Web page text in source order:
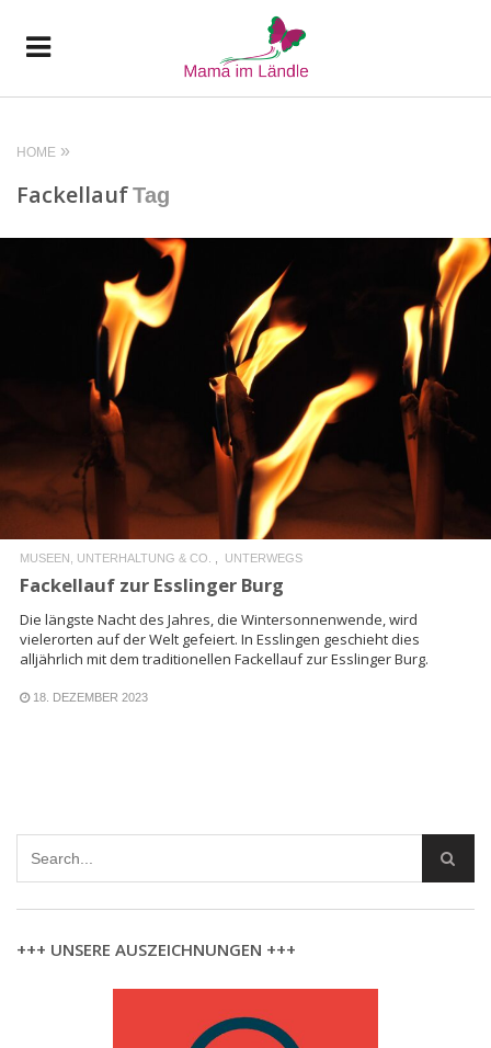
HOME
FackellaufTag
READ MORE
MUSEEN, UNTERHALTUNG & CO. UNTERWEGS
Fackellauf zur Esslinger Burg
Die längste Nacht des Jahres, die Wintersonnenwende, wird
vielerorten auf der Welt gefeiert. In Esslingen geschieht dies
alljährlich mit dem traditionellen Fackellauf zur Esslinger Burg.
18. DEZEMBER 2023
+++ UNSERE AUSZEICHNUNGEN +++